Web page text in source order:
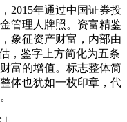
2015年通过中国证券投
管理人牌照。资富精鉴
象征资产财富，内部由
，鉴字上方简化为五条
富的增值。标志整体简
体也犹如一枚印章，代